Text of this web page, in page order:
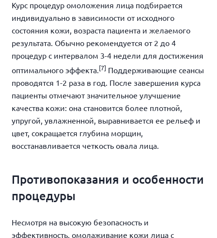
Курс процедур омоложения лица подбирается
индивидуально в зависимости от исходного
состояния кожи, возраста пациента и желаемого
результата. Обычно рекомендуется от 2 до 4
процедур с интервалом 3-4 недели для достижения
оптимального эффекта. [7] Поддерживающие сеансы
проводятся 1-2 раза в год. После завершения курса
пациенты отмечают значительное улучшение
качества кожи: она становится более плотной,
упругой, увлажненной, выравнивается ее рельеф и
цвет, сокращается глубина морщин,
восстанавливается четкость овала лица.
Противопоказания и особенности
процедуры
Несмотря на высокую безопасность и
эффективность, омолаживание кожи лица с